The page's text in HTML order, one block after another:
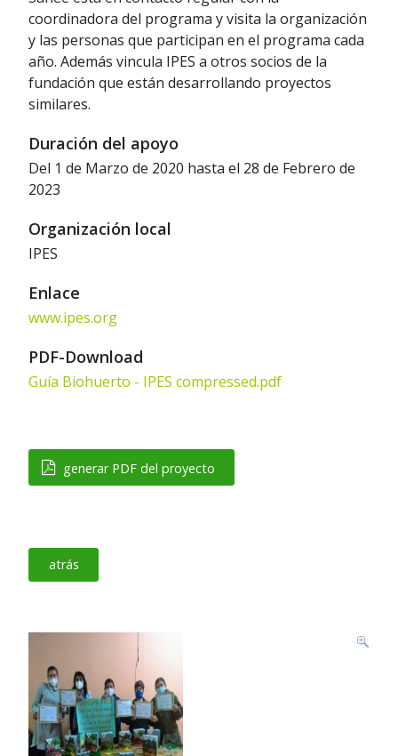
coordinadora del programa y visita la organización
y las personas que participan en el programa cada
año. Además vincula IPES a otros socios de la
fundación que están desarrollando proyectos
similares.
Duración del apoyo
Del 1 de Marzo de 2020 hasta el 28 de Febrero de
2023
Organización local
IPES
Enlace
www.ipes.org
PDF-Download
Guía Biohuerto - IPES compressed.pdf
generar PDF del proyecto
atrás